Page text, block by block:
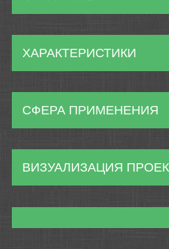
ХАРАКТЕРИСТИКИ
СФЕРА ПРИМЕНЕНИЯ
ВИЗУАЛИЗАЦИЯ